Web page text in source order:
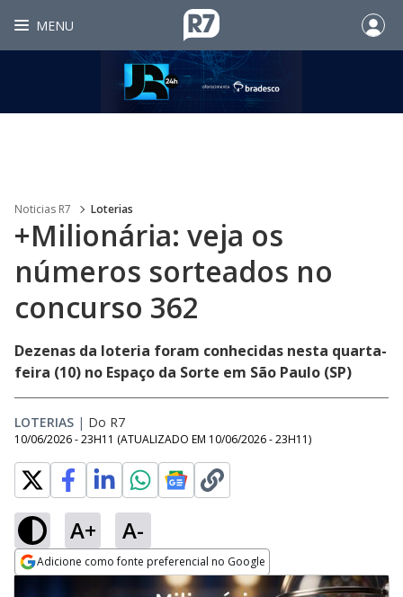
MENU
Noticias R7 Loterias
+Milionária: veja os
números sorteados no
concurso 362
Dezenas da loteria foram conhecidas nesta quarta-
feira (10) no Espaço da Sorte em São Paulo (SP)
LOTERIAS | Do R7
10/06/2026 - 23H11 (ATUALIZADO EM 10/06/2026 - 23H11)
A+ A-
Adicione como fonte preferencial no Google
Opens in new window